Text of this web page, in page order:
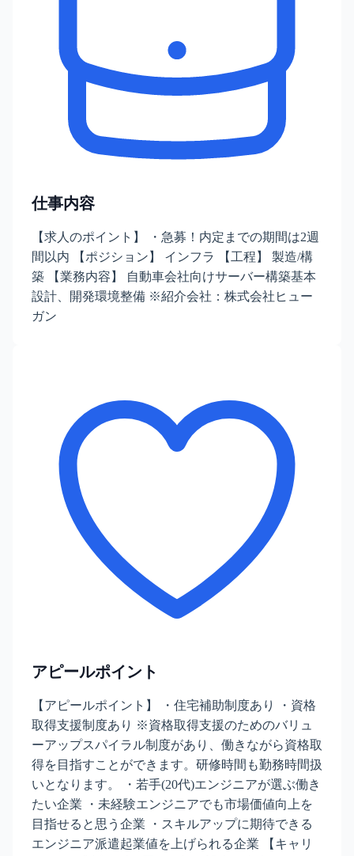
仕事内容
【求人のポイント】 ・急募！内定までの期間は2週
間以内 【ポジション】 インフラ 【工程】 製造/構
築 【業務内容】 自動車会社向けサーバー構築基本
設計、開発環境整備 ※紹介会社：株式会社ヒュー
ガン
アピールポイント
【アピールポイント】 ・住宅補助制度あり ・資格
取得支援制度あり ※資格取得支援のためのバリュ
ーアップスパイラル制度があり、働きながら資格取
得を目指すことができます。研修時間も勤務時間扱
いとなります。 ・若手(20代)エンジニアが選ぶ働き
たい企業 ・未経験エンジニアでも市場価値向上を
目指せると思う企業 ・スキルアップに期待できる
エンジニア派遣起業値を上げられる企業 【キャリ